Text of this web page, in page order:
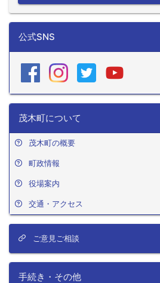
公式SNS
茂木町について
茂木町の概要
町政情報
役場案内
交通・アクセス
ご意見ご相談
手続き・その他